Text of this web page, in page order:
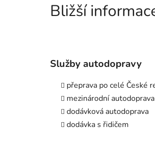
Bližší
Služby autodopravy
přeprava po celé České
mezinárodní autodoprava
dodávková autodoprava
dodávka s řidičem